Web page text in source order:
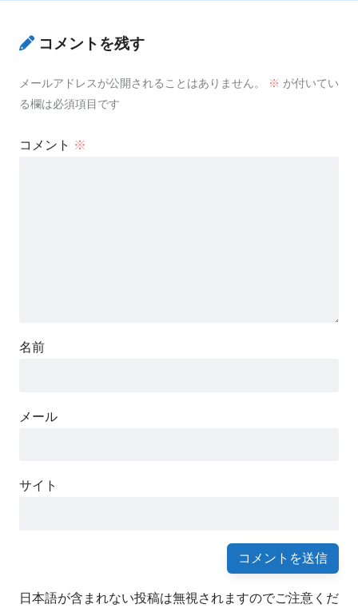
コメントを残す
メールアドレスが公開されることはありません。 ※ が付いてい
る欄は必須項目です
コメント ※
名前
メール
サイト
日本語が含まれない投稿は無視されますのでご注意くだ